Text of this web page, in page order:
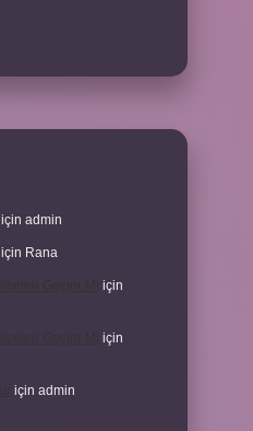
için admin
için Rana
için
için
için admin